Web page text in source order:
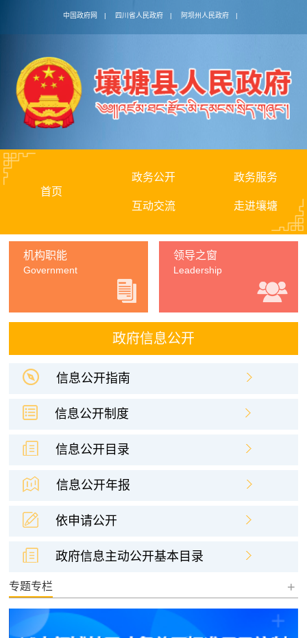
中国政府网 | 四川省人民政府 | 阿坝州人民政府 |
首页
政务公开 政务服务
互动交流 走进壤塘
机构职能
Government
领导之窗
Leadership
政府信息公开
信息公开指南
信息公开制度
信息公开目录
信息公开年报
依申请公开
政府信息主动公开基本目录
专题专栏 +